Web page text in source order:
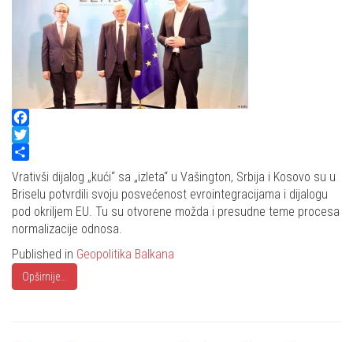
Facebook
Twitter
Share
Vrativši dijalog „kući“ sa „izleta“ u Vašington, Srbija i Kosovo su u
Briselu potvrdili svoju posvećenost evrointegracijama i dijalogu
pod okriljem EU. Tu su otvorene možda i presudne teme procesa
normalizacije odnosa.
Published in Geopolitika Balkana
Opširnije...